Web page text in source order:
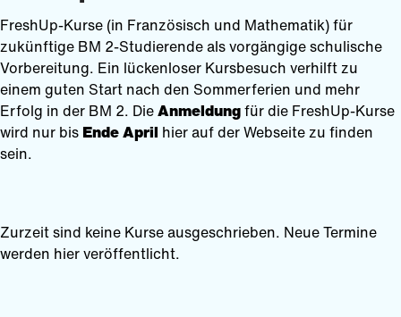
FreshUp-Kurse (in Französisch und Mathematik) für
zukünftige BM 2-Studierende als vorgängige schulische
Vorbereitung. Ein lückenloser Kursbesuch verhilft zu
einem guten Start nach den Sommerferien und mehr
Erfolg in der BM 2. DieAnmeldungfür die FreshUp-Kurse
wird nur bis Ende April hier auf der Webseite zu finden
sein.
Zurzeit sind keine Kurse ausgeschrieben. Neue Termine
werden hier veröffentlicht.